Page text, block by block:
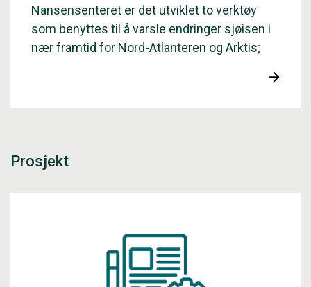
Nansensenteret er det utviklet to verktøy
som benyttes til å varsle endringer sjøisen i
nær framtid for Nord-Atlanteren og Arktis;
Prosjekt